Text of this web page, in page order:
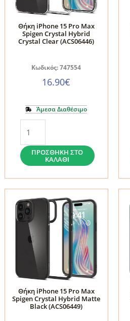
ποσότητα
Θήκη iPhone 15 Pro Max
Spigen Crystal Hybrid
Crystal Clear (ACS06446)
Κωδικός: 747554
16.90€
Άμεσα Διαθέσιμο
15
Pro
Max
Spigen
Crystal
Hybrid
Crystal
Clear
(ACS06446)
ποσότητα
ΠΡΟΣΘΉΚΗ ΣΤΟ
ΚΑΛΆΘΙ
Θήκη iPhone 15 Pro Max
Spigen Crystal Hybrid Matte
Black (ACS06449)